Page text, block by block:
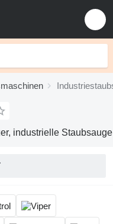
industrielle